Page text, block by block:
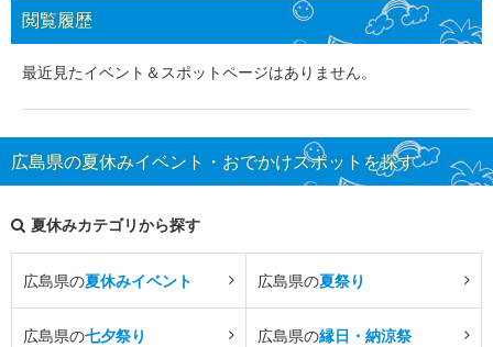
閲覧履歴
最近見たイベント＆スポットページはありません。
広島県の夏休みイベント・おでかけスポットを探す
夏休みカテゴリから探す
広島県の夏休みイベント 広島県の夏祭り
広島県の七夕祭り 広島県の縁日・納涼祭